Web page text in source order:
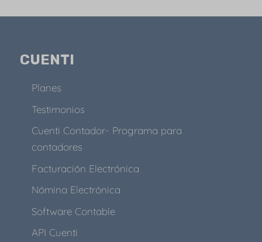
CUENTI
Planes
Testimonios
Cuenti Contador- Programa para
contadores
Facturación Electrónica
Nómina Electrónica
Software Contable
API Cuenti